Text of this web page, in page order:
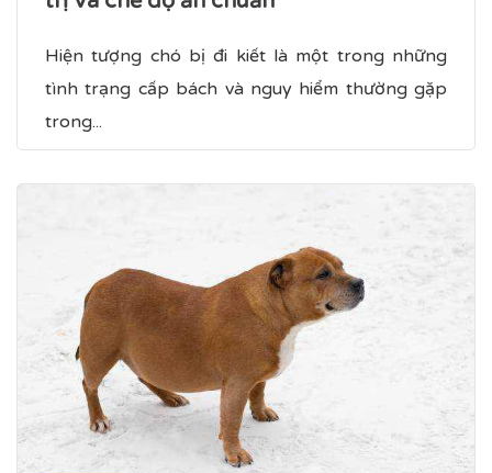
Hiện tượng chó bị đi kiết là một trong những
tình trạng cấp bách và nguy hiểm thường gặp
trong...